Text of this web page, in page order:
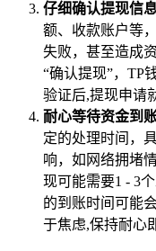
仔细确认提现信
额、收款账户等
失败，甚至造成
“确认提现”，TP
验证后,提现申请
耐心等待资金到
定的处理时间，
响，如网络拥堵
现可能需要1 - 3
的到账时间可能
于焦虑,保持耐心